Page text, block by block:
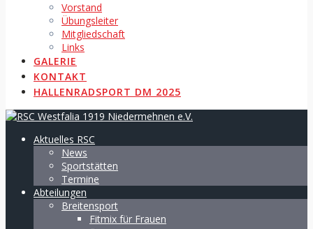
Vorstand
Übungsleiter
Mitgliedschaft
Links
GALERIE
KONTAKT
HALLENRADSPORT DM 2025
Aktuelles RSC
News
Sportstätten
Termine
Abteilungen
Breitensport
Fitmix für Frauen